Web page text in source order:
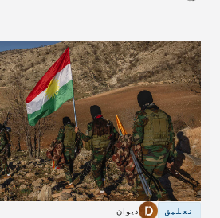
تعليق ديوان